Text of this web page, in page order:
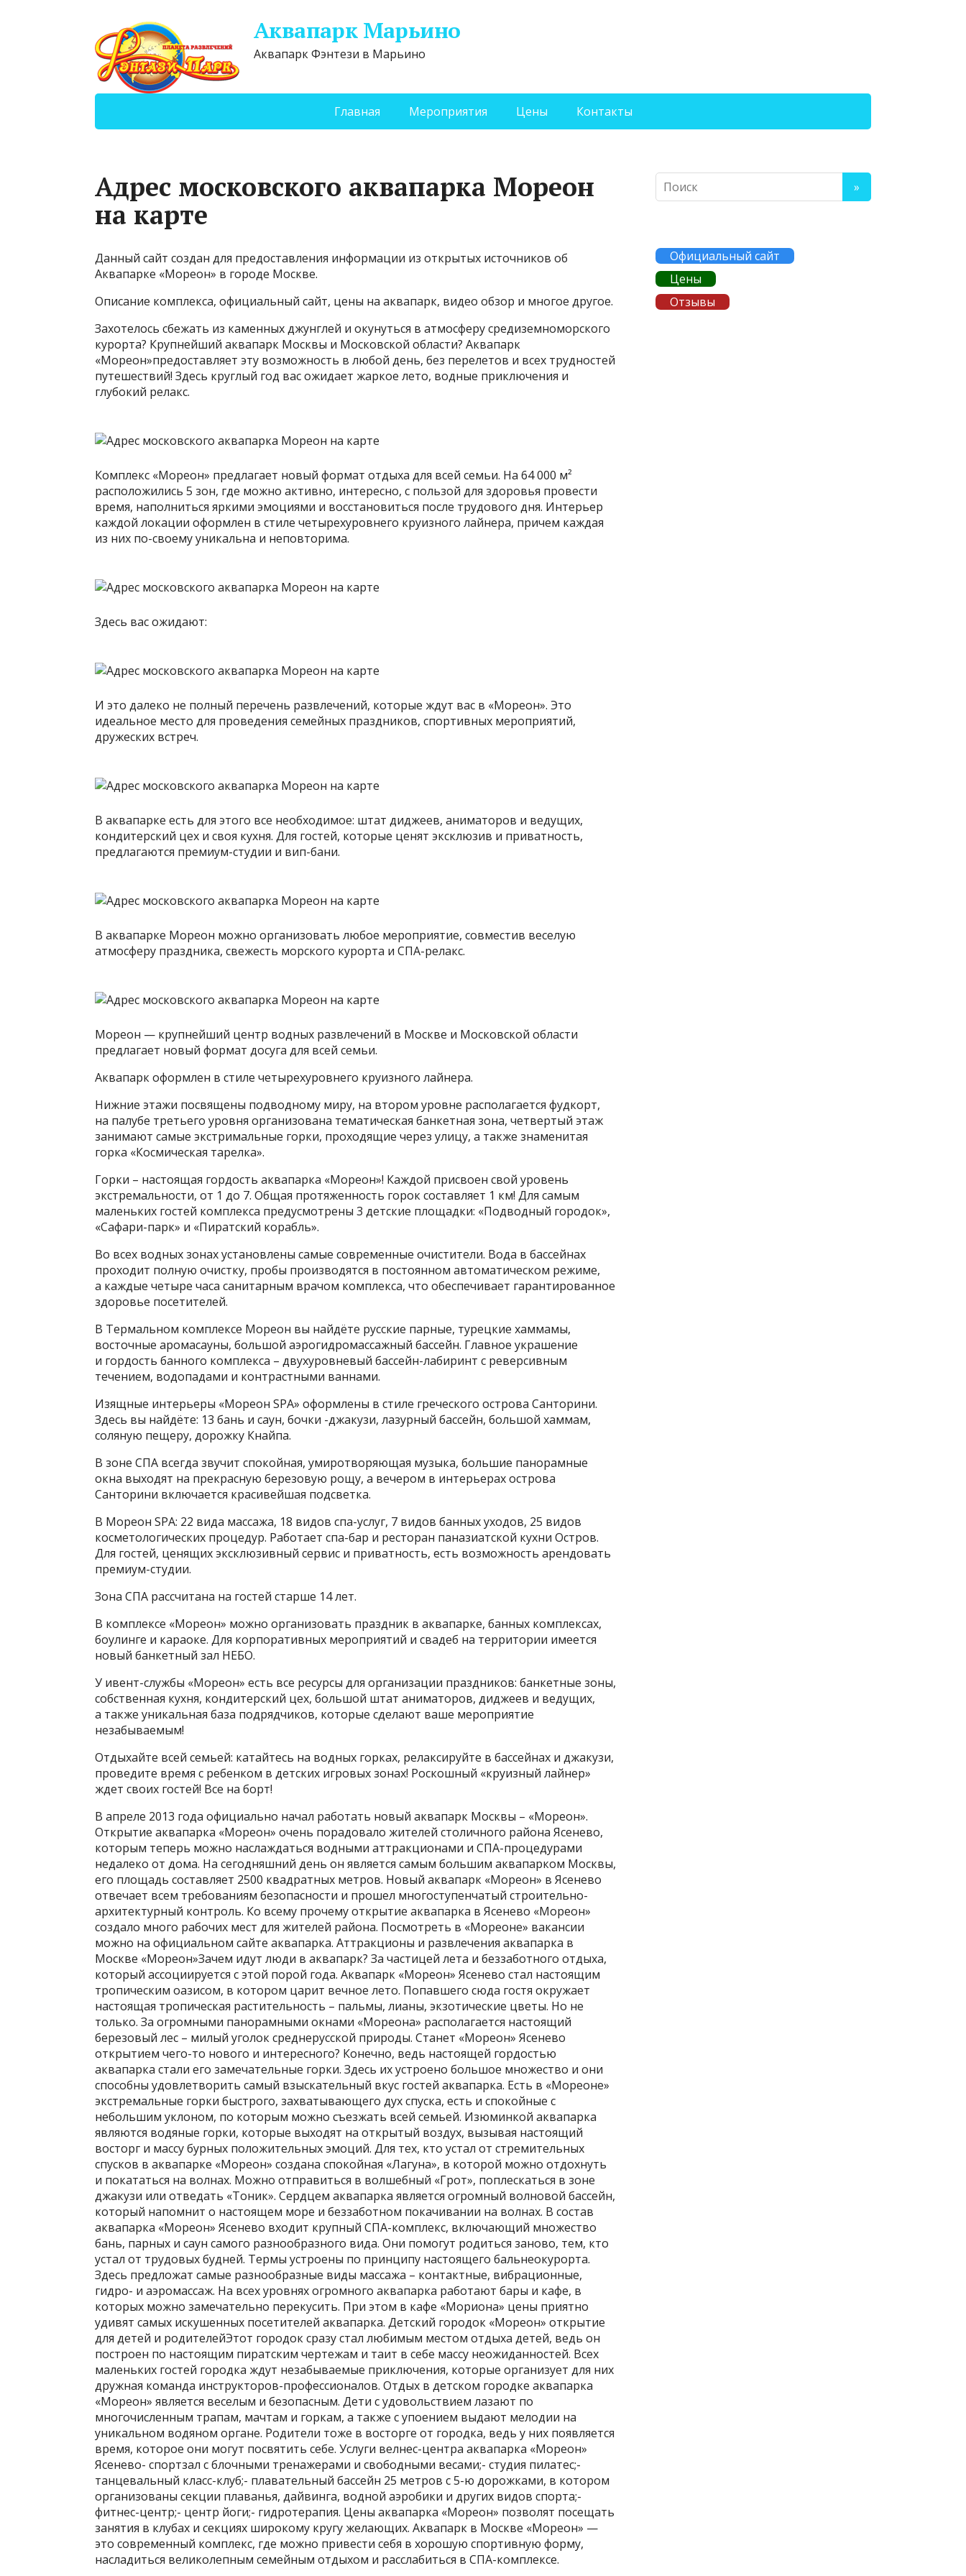
Аквапарк Марьино
Аквапарк Фэнтези в Марьино
Главная Мероприятия Цены Контакты
Адрес московского аквапарка Мореон
на карте
Данный сайт создан для предоставления информации из открытых источников об
Аквапарке «Мореон» в городе Москве.
Описание комплекса, официальный сайт, цены на аквапарк, видео обзор и многое другое.
Захотелось сбежать из каменных джунглей и окунуться в атмосферу средиземноморского
курорта? Крупнейший аквапарк Москвы и Московской области? Аквапарк
«Мореон»предоставляет эту возможность в любой день, без перелетов и всех трудностей
путешествий! Здесь круглый год вас ожидает жаркое лето, водные приключения и
глубокий релакс.
Комплекс «Мореон» предлагает новый формат отдыха для всей семьи. На 64 000 м²
расположились 5 зон, где можно активно, интересно, с пользой для здоровья провести
время, наполниться яркими эмоциями и восстановиться после трудового дня. Интерьер
каждой локации оформлен в стиле четырехуровнего круизного лайнера, причем каждая
из них по-своему уникальна и неповторима.
Здесь вас ожидают:
И это далеко не полный перечень развлечений, которые ждут вас в «Мореон». Это
идеальное место для проведения семейных праздников, спортивных мероприятий,
дружеских встреч.
В аквапарке есть для этого все необходимое: штат диджеев, аниматоров и ведущих,
кондитерский цех и своя кухня. Для гостей, которые ценят эксклюзив и приватность,
предлагаются премиум-студии и вип-бани.
В аквапарке Мореон можно организовать любое мероприятие, совместив веселую
атмосферу праздника, свежесть морского курорта и СПА-релакс.
Мореон — крупнейший центр водных развлечений в Москве и Московской области
предлагает новый формат досуга для всей семьи.
Аквапарк оформлен в стиле четырехуровнего круизного лайнера.
Нижние этажи посвящены подводному миру, на втором уровне располагается фудкорт,
на палубе третьего уровня организована тематическая банкетная зона, четвертый этаж
занимают самые экстримальные горки, проходящие через улицу, а также знаменитая
горка «Космическая тарелка».
Горки – настоящая гордость аквапарка «Мореон»! Каждой присвоен свой уровень
экстремальности, от 1 до 7. Общая протяженность горок составляет 1 км! Для самым
маленьких гостей комплекса предусмотрены 3 детские площадки: «Подводный городок»,
«Сафари-парк» и «Пиратский корабль».
Во всех водных зонах установлены самые современные очистители. Вода в бассейнах
проходит полную очистку, пробы производятся в постоянном автоматическом режиме,
а каждые четыре часа санитарным врачом комплекса, что обеспечивает гарантированное
здоровье посетителей.
В Термальном комплексе Мореон вы найдёте русские парные, турецкие хаммамы,
восточные аромасауны, большой аэрогидромассажный бассейн. Главное украшение
и гордость банного комплекса – двухуровневый бассейн-лабиринт с реверсивным
течением, водопадами и контрастными ваннами.
Изящные интерьеры «Мореон SPA» оформлены в стиле греческого острова Санторини.
Здесь вы найдёте: 13 бань и саун, бочки -джакузи, лазурный бассейн, большой хаммам,
соляную пещеру, дорожку Кнайпа.
В зоне СПА всегда звучит спокойная, умиротворяющая музыка, большие панорамные
окна выходят на прекрасную березовую рощу, а вечером в интерьерах острова
Санторини включается красивейшая подсветка.
В Мореон SPA: 22 вида массажа, 18 видов спа-услуг, 7 видов банных уходов, 25 видов
косметологических процедур. Работает спа-бар и ресторан паназиатской кухни Остров.
Для гостей, ценящих эксклюзивный сервис и приватность, есть возможность арендовать
премиум-студии.
Зона СПА рассчитана на гостей старше 14 лет.
В комплексе «Мореон» можно организовать праздник в аквапарке, банных комплексах,
боулинге и караоке. Для корпоративных мероприятий и свадеб на территории имеется
новый банкетный зал НЕБО.
У ивент-службы «Мореон» есть все ресурсы для организации праздников: банкетные зоны,
собственная кухня, кондитерский цех, большой штат аниматоров, диджеев и ведущих,
а также уникальная база подрядчиков, которые сделают ваше мероприятие
незабываемым!
Отдыхайте всей семьей: катайтесь на водных горках, релаксируйте в бассейнах и джакузи,
проведите время с ребенком в детских игровых зонах! Роскошный «круизный лайнер»
ждет своих гостей! Все на борт!
В апреле 2013 года официально начал работать новый аквапарк Москвы – «Мореон».
Открытие аквапарка «Мореон» очень порадовало жителей столичного района Ясенево,
которым теперь можно наслаждаться водными аттракционами и СПА-процедурами
недалеко от дома. На сегодняшний день он является самым большим аквапарком Москвы,
его площадь составляет 2500 квадратных метров. Новый аквапарк «Мореон» в Ясенево
отвечает всем требованиям безопасности и прошел многоступенчатый строительно-
архитектурный контроль. Ко всему прочему открытие аквапарка в Ясенево «Мореон»
создало много рабочих мест для жителей района. Посмотреть в «Мореоне» вакансии
можно на официальном сайте аквапарка. Аттракционы и развлечения аквапарка в
Москве «Мореон»Зачем идут люди в аквапарк? За частицей лета и беззаботного отдыха,
который ассоциируется с этой порой года. Аквапарк «Мореон» Ясенево стал настоящим
тропическим оазисом, в котором царит вечное лето. Попавшего сюда гостя окружает
настоящая тропическая растительность – пальмы, лианы, экзотические цветы. Но не
только. За огромными панорамными окнами «Мореона» располагается настоящий
березовый лес – милый уголок среднерусской природы. Станет «Мореон» Ясенево
открытием чего-то нового и интересного? Конечно, ведь настоящей гордостью
аквапарка стали его замечательные горки. Здесь их устроено большое множество и они
способны удовлетворить самый взыскательный вкус гостей аквапарка. Есть в «Мореоне»
экстремальные горки быстрого, захватывающего дух спуска, есть и спокойные с
небольшим уклоном, по которым можно съезжать всей семьей. Изюминкой аквапарка
являются водяные горки, которые выходят на открытый воздух, вызывая настоящий
восторг и массу бурных положительных эмоций. Для тех, кто устал от стремительных
спусков в аквапарке «Мореон» создана спокойная «Лагуна», в которой можно отдохнуть
и покататься на волнах. Можно отправиться в волшебный «Грот», поплескаться в зоне
джакузи или отведать «Тоник». Сердцем аквапарка является огромный волновой бассейн,
который напомнит о настоящем море и беззаботном покачивании на волнах. В состав
аквапарка «Мореон» Ясенево входит крупный СПА-комплекс, включающий множество
бань, парных и саун самого разнообразного вида. Они помогут родиться заново, тем, кто
устал от трудовых будней. Термы устроены по принципу настоящего бальнеокурорта.
Здесь предложат самые разнообразные виды массажа – контактные, вибрационные,
гидро- и аэромассаж. На всех уровнях огромного аквапарка работают бары и кафе, в
которых можно замечательно перекусить. При этом в кафе «Мориона» цены приятно
удивят самых искушенных посетителей аквапарка. Детский городок «Мореон» открытие
для детей и родителейЭтот городок сразу стал любимым местом отдыха детей, ведь он
построен по настоящим пиратским чертежам и таит в себе массу неожиданностей. Всех
маленьких гостей городка ждут незабываемые приключения, которые организует для них
дружная команда инструкторов-профессионалов. Отдых в детском городке аквапарка
«Мореон» является веселым и безопасным. Дети с удовольствием лазают по
многочисленным трапам, мачтам и горкам, а также с упоением выдают мелодии на
уникальном водяном органе. Родители тоже в восторге от городка, ведь у них появляется
время, которое они могут посвятить себе. Услуги велнес-центра аквапарка «Мореон»
Ясенево- спортзал с блочными тренажерами и свободными весами;- студия пилатес;-
танцевальный класс-клуб;- плавательный бассейн 25 метров с 5-ю дорожками, в котором
организованы секции плаванья, дайвинга, водной аэробики и других видов спорта;-
фитнес-центр;- центр йоги;- гидротерапия. Цены аквапарка «Мореон» позволят посещать
занятия в клубах и секциях широкому кругу желающих. Аквапарк в Москве «Мореон» —
это современный комплекс, где можно привести себя в хорошую спортивную форму,
насладиться великолепным семейным отдыхом и расслабиться в СПА-комплексе.
Официальный сайт
Цены
Отзывы